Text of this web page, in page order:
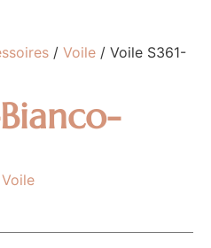
/ Voile / Voile S361-
Voile